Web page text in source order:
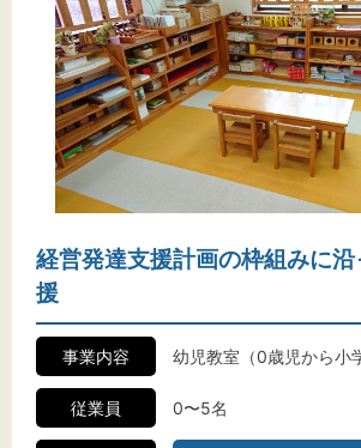
経営発達支援計画の枠組みに
援
事業内容 幼児教室（0歳児から小
従業員 0〜5名